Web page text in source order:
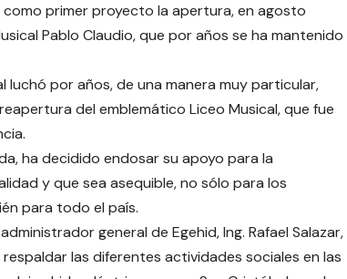
primer proyecto la apertura, en agosto
Pablo Claudio, que por años se ha mantenido
por años, de una manera muy particular,
del emblemático Liceo Musical, que fue
ha decidido endosar su apoyo para la
y que sea asequible, no sólo para los
para todo el país.
general de Egehid, Ing. Rafael Salazar,
las diferentes actividades sociales en las